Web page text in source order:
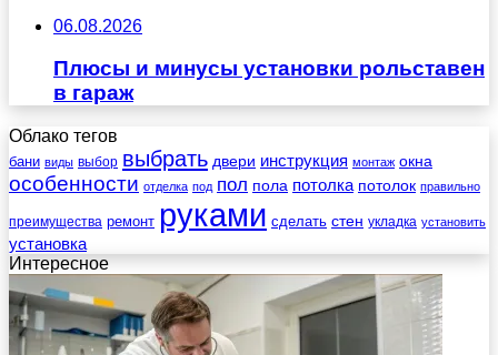
06.08.2026
Плюсы и минусы установки рольставен
в гараж
Облако тегов
бани виды выбор выбрать двери инструкция монтаж окна
особенности отделка под пол пола потолка потолок правильно
преимущества ремонт руками сделать стен укладка установить
установка
Интересное